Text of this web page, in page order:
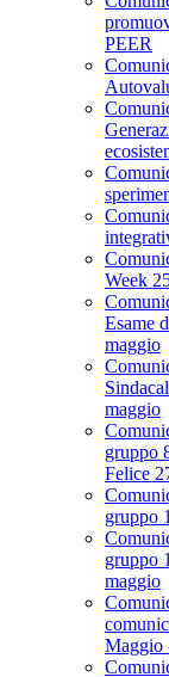
PEER
Week
Esame
maggio
maggio
gruppo
Felice
gruppo
gruppo
maggio
Maggio